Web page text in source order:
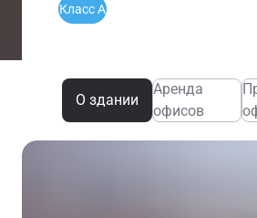
Класс A
О здании
Аренда
офисов